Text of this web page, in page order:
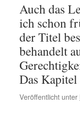
Auch das
ich schon
der Titel
behandelt
Das
Veröffentlicht unter